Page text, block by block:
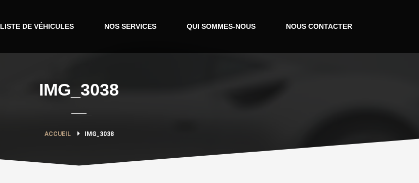
LISTE DE VÉHICULES NOS SERVICES QUI SOMMES-NOUS NOUS CONTACTER
IMG_3038
ACCUEIL IMG_3038